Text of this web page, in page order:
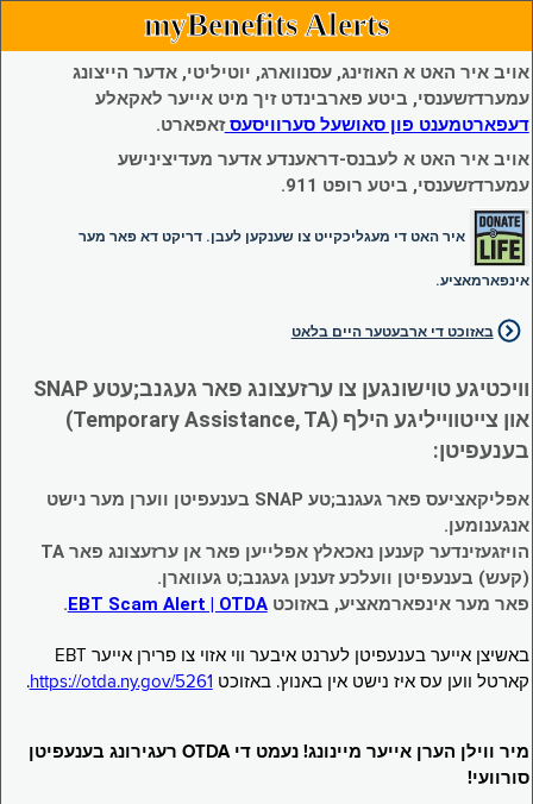
myBenefits Alerts
אויב איר האט א האוזינג, עסנווארג, יוטיליטי, אדער הייצונג
עמערדזשענסי, ביטע פארבינדט זיך מיט אייער לאקאלע
דעפארטמענט פון סאושעל סערוויסעסזאפארט.
אויב איר האט א לעבנס-דראענדע אדער מעדיצינישע
עמערדזשענסי, ביטע רופט 911.
איר האט די מעגליכקייט צו שענקען לעבן. דריקט דא פאר מער
אינפארמאציע.
באזוכט די ארבעטער היים בלאט
וויכטיגע טוישונגען צו ערזעצונג פאר געגנב;עטע SNAP
און צייטווייליגע הילף (Temporary Assistance, TA)
בענעפיטן:
אפליקאציעס פאר געגנב;טע SNAP בענעפיטן ווערן מער נישט
אנגענומען.
הויזגעזינדער קענען נאכאלץ אפּלייען פאר אן ערזעצונג פאר TA
(קעש) בענעפיטן וועלכע זענען געגנב;ט געווארן.
פאר מער אינפארמאציע, באזוכטEBT Scam Alert | OTDA
.
באשיצן אייער בענעפיטן לערנט איבער ווי אזוי צו פרירן אייער EBT
קארטל ווען עס איז נישט אין באנוץ. באזוכט https://otda.ny.gov/5261
.
מיר ווילן הערן אייער מיינונג! נעמט די OTDA רעגירונג בענעפיטן
סורוועי!